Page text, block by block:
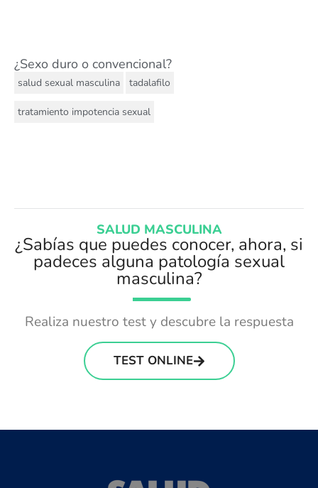
¿Sexo duro o convencional?
salud sexual masculina tadalafilo
tratamiento impotencia sexual
SALUD MASCULINA
¿Sabías que puedes conocer, ahora, si
padeces alguna patología sexual
masculina?
Realiza nuestro test y descubre la respuesta
TEST ONLINE